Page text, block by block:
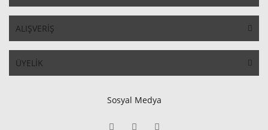
ALIŞVERİŞ
ÜYELİK
Sosyal Medya